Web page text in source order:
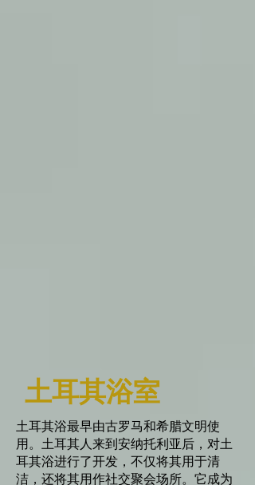
土耳其浴室
土耳其浴最早由古罗马和希腊文明使
用。土耳其人来到安纳托利亚后，对土
耳其浴进行了开发，不仅将其用于清
洁，还将其用作社交聚会场所。它成为